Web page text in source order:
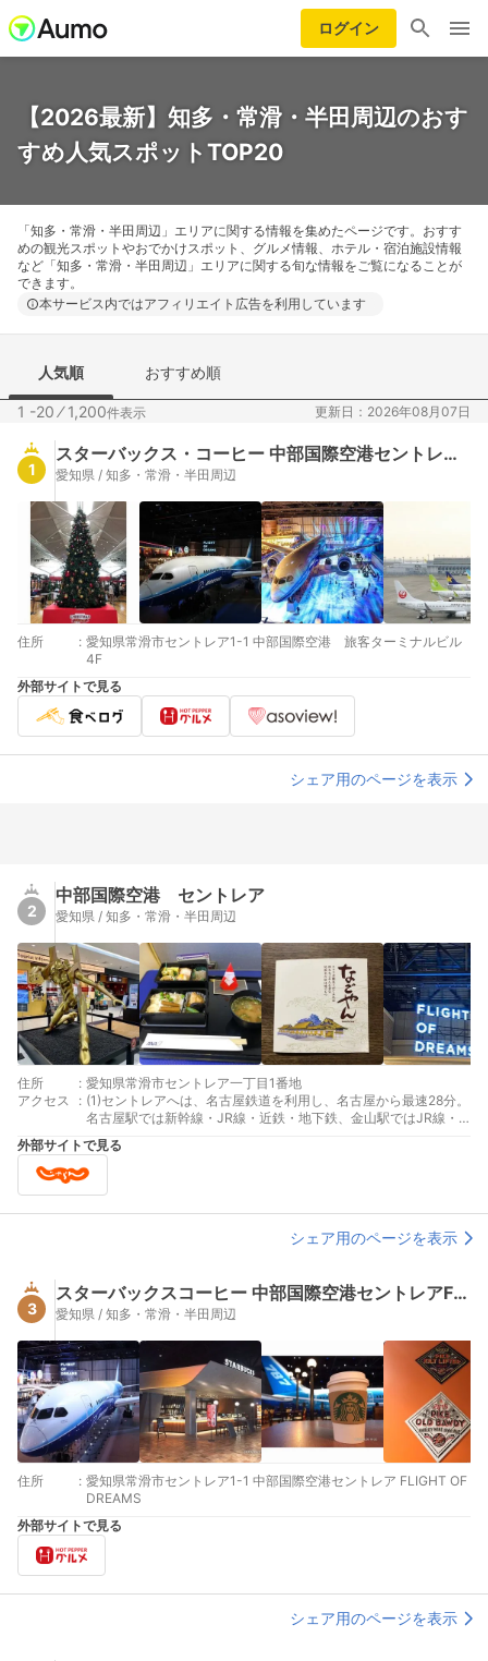
ログイン
【2026最新】知多・常滑・半田周辺のおす
すめ人気スポットTOP20
「知多・常滑・半田周辺」エリアに関する情報を集めたページです。おすす
めの観光スポットやおでかけスポット、グルメ情報、ホテル・宿泊施設情報
など「知多・常滑・半田周辺」エリアに関する旬な情報をご覧になることが
できます。
本サービス内ではアフィリエイト広告を利用しています
人気順 おすすめ順
1 -20 ⁄1,200件表示 更新日：2026年08月07日
1
スターバックス・コーヒー 中部国際空港セントレア店（STARBUCKS COFFEE）
愛知県 / 知多・常滑・半田周辺
住所 : 愛知県常滑市セントレア1-1 中部国際空港 旅客ターミナルビル
4F
外部サイトで見る
シェア用のページを表示
2
中部国際空港 セントレア
愛知県 / 知多・常滑・半田周辺
住所 : 愛知県常滑市セントレア一丁目1番地
アクセス
: (1)セントレアへは、名古屋鉄道を利用し、名古屋から最速28分。
名古屋駅では新幹線・JR線・近鉄・地下鉄、金山駅ではJR線・
地下鉄と接続している。空港駅と旅客ターミナルビルは、段差な
しで連絡している。 (2)名古屋市内からセントレアへは、名古屋
高速・知多半島道路・セントレアラインを利用して、30分から
外部サイトで見る
シェア用のページを表示
3
スターバックスコーヒー 中部国際空港セントレアFLIGHT OF DREAMS店
愛知県 / 知多・常滑・半田周辺
住所 : 愛知県常滑市セントレア1-1 中部国際空港セントレア FLIGHT OF
DREAMS
外部サイトで見る
シェア用のページを表示